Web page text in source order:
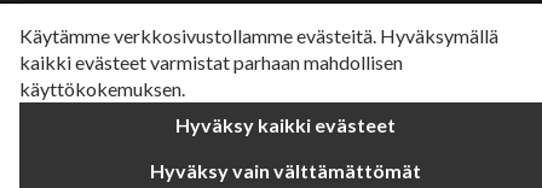
Käytämme verkkosivustollamme evästeitä. Hyväksymällä
kaikki evästeet varmistat parhaan mahdollisen
käyttökokemuksen.
Hyväksy kaikki evästeet
Hyväksy vain välttämättömät